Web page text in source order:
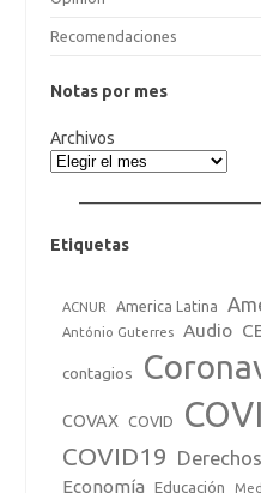
Recomendaciones
Notas por mes
Archivos
Etiquetas
ACNUR America Latina
António Guterres Audio
contagios
COVAX COVID
COVID19
Economía Educación